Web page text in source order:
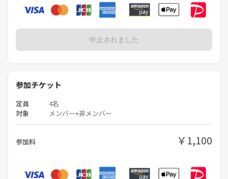
中止されました
参加チケット
定員 4名
対象 メンバー+非メンバー
参加料 ￥1,100